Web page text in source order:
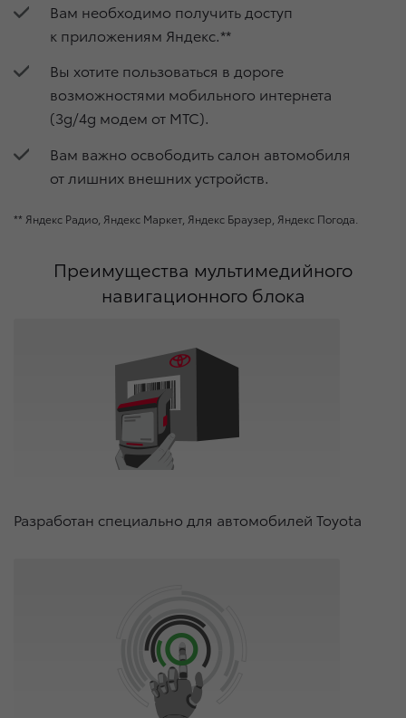
Вам необходимо получить доступ
к приложениям Яндекс.**
Вы хотите пользоваться в дороге
возможностями мобильного интернета
(3g/4g модем от МТС).
Вам важно освободить салон автомобиля
от лишних внешних устройств.
** Яндекс Радио, Яндекс Маркет, Яндекс Браузер, Яндекс Погода.
Преимущества мультимедийного
навигационного блока
Разработан специально для автомобилей Toyota